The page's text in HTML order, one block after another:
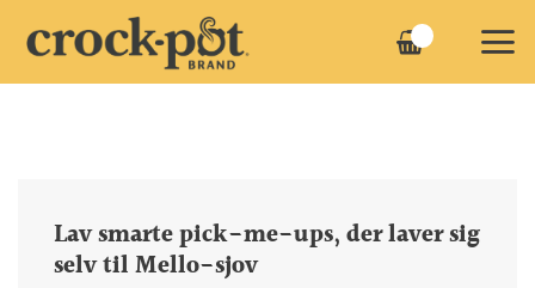
Lav smarte pick-me-ups, der laver sig
selv til Mello-sjov